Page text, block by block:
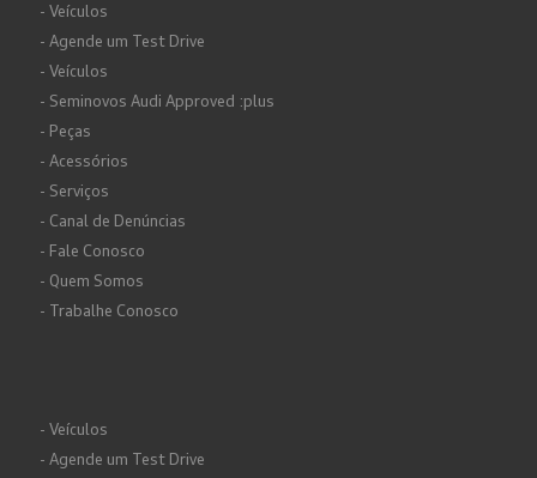
- Veículos
- Agende um Test Drive
- Veículos
- Seminovos Audi Approved :plus
- Peças
- Acessórios
- Serviços
- Canal de Denúncias
- Fale Conosco
- Quem Somos
- Trabalhe Conosco
- Veículos
- Agende um Test Drive